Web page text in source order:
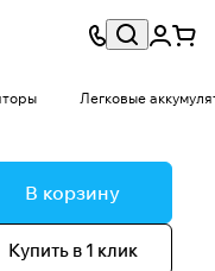
Легковые
В корзину
Купить в 1 клик